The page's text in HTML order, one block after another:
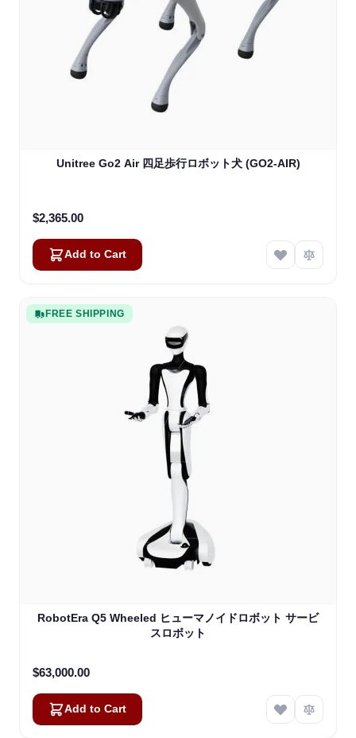
Unitree Go2 Air 四足歩行ロボット犬 (GO2-AIR)
$2,365.00
Add to Cart
FREE SHIPPING
RobotEra Q5 Wheeled ヒューマノイドロボット サービ
スロボット
$63,000.00
Add to Cart